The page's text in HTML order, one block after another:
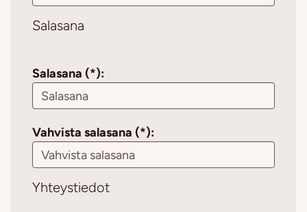
Salasana
Salasana (*):
Vahvista salasana (*):
Yhteystiedot